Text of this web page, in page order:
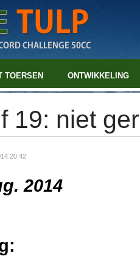
TOERSEN ONTWIKKELING
19: niet
20:42
2014